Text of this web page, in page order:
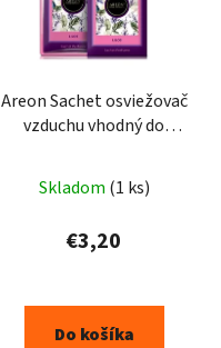
Areon Sachet osviežovač
vzduchu vhodný do
Skladom (1 ks)
€3,20
Do košíka